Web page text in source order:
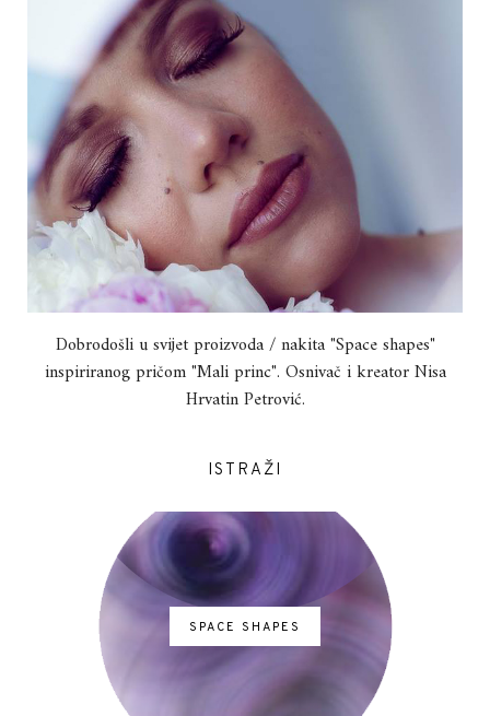
Dobrodošli u svijet proizvoda / nakita "Space shapes"
inspiriranog pričom "Mali princ". Osnivač i kreator Nisa
Hrvatin Petrović.
ISTRAŽI
SPACE SHAPES